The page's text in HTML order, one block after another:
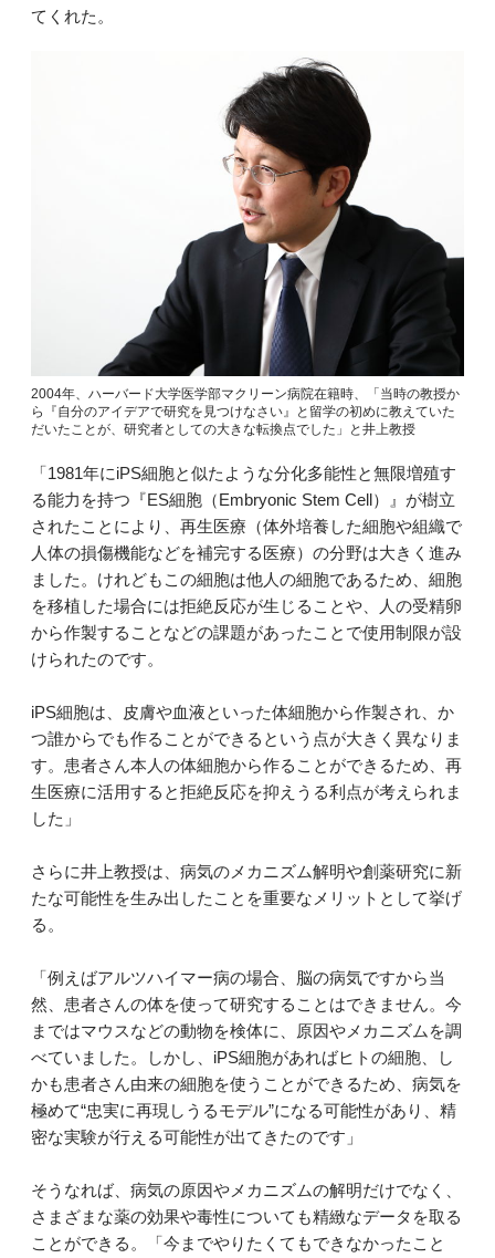
てくれた。
2004年、ハーバード大学医学部マクリーン病院在籍時、「当時の教授か
ら『自分のアイデアで研究を見つけなさい』と留学の初めに教えていた
だいたことが、研究者としての大きな転換点でした」と井上教授
「1981年にiPS細胞と似たような分化多能性と無限増殖す
る能力を持つ『ES細胞（Embryonic Stem Cell）』が樹立
されたことにより、再生医療（体外培養した細胞や組織で
人体の損傷機能などを補完する医療）の分野は大きく進み
ました。けれどもこの細胞は他人の細胞であるため、細胞
を移植した場合には拒絶反応が生じることや、人の受精卵
から作製することなどの課題があったことで使用制限が設
けられたのです。
iPS細胞は、皮膚や血液といった体細胞から作製され、か
つ誰からでも作ることができるという点が大きく異なりま
す。患者さん本人の体細胞から作ることができるため、再
生医療に活用すると拒絶反応を抑えうる利点が考えられま
した」
さらに井上教授は、病気のメカニズム解明や創薬研究に新
たな可能性を生み出したことを重要なメリットとして挙げ
る。
「例えばアルツハイマー病の場合、脳の病気ですから当
然、患者さんの体を使って研究することはできません。今
まではマウスなどの動物を検体に、原因やメカニズムを調
べていました。しかし、iPS細胞があればヒトの細胞、し
かも患者さん由来の細胞を使うことができるため、病気を
極めて“忠実に再現しうるモデル”になる可能性があり、精
密な実験が行える可能性が出てきたのです」
そうなれば、病気の原因やメカニズムの解明だけでなく、
さまざまな薬の効果や毒性についても精緻なデータを取る
ことができる。「今までやりたくてもできなかったこと